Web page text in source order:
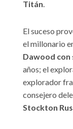
Titán.
El suceso
el millonario
Dawood con
años; el
explorador
consejero
Stockton